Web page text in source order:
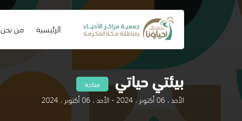
الرئيسية
(current) من نحن
بيئتي حياتي متاحة
الأحد ، 06 أكتوبر ، 2024 - الأحد ، 06 أكتوبر ، 2024